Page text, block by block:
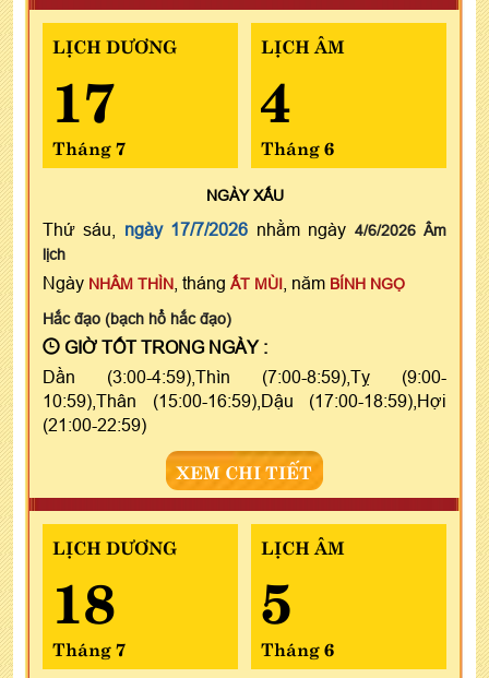
LỊCH DƯƠNG
17
Tháng 7
LỊCH ÂM
4
Tháng 6
NGÀYXẤU
Thứ sáu, ngày 17/7/2026 nhằm ngày 4/6/2026 Âm
lịch
Ngày NHÂM THÌN , tháng ẤT MÙI , năm BÍNH NGỌ
Hắc đạo (bạch hổ hắc đạo)
GIỜ TỐT TRONG NGÀY :
Dần (3:00-4:59),Thìn (7:00-8:59),Tỵ (9:00-
10:59),Thân (15:00-16:59),Dậu (17:00-18:59),Hợi
(21:00-22:59)
XEM CHI TIẾT
LỊCH DƯƠNG
18
Tháng 7
LỊCH ÂM
5
Tháng 6